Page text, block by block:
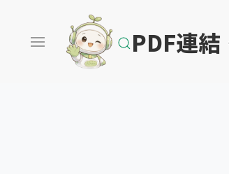
PDF連結